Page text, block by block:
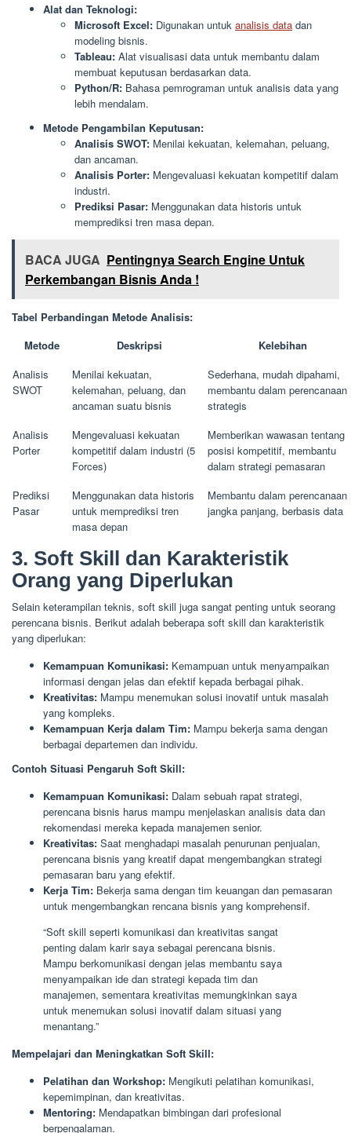
Alat dan Teknologi:
Microsoft Excel: Digunakan untuk analisis data dan
modeling bisnis.
Tableau: Alat visualisasi data untuk membantu dalam
membuat keputusan berdasarkan data.
Python/R: Bahasa pemrograman untuk analisis data yang
lebih mendalam.
Metode Pengambilan Keputusan:
Analisis SWOT: Menilai kekuatan, kelemahan, peluang,
dan ancaman.
Analisis Porter: Mengevaluasi kekuatan kompetitif dalam
industri.
Prediksi Pasar: Menggunakan data historis untuk
memprediksi tren masa depan.
BACA JUGA Pentingnya Search Engine Untuk
Perkembangan Bisnis Anda !
Tabel Perbandingan Metode Analisis:
Metode
Deskripsi
Kelebihan
Analisis
SWOT
Menilai kekuatan,
kelemahan, peluang, dan
ancaman suatu bisnis
Sederhana, mudah dipahami,
membantu dalam perencanaan
strategis
Analisis
Porter
Mengevaluasi kekuatan
kompetitif dalam industri (5
Forces)
Memberikan wawasan tentang
posisi kompetitif, membantu
dalam strategi pemasaran
Prediksi
Pasar
Menggunakan data historis
untuk memprediksi tren
masa depan
Membantu dalam perencanaan
jangka panjang, berbasis data
3. Soft Skill dan Karakteristik
Orang yang Diperlukan
Selain keterampilan teknis, soft skill juga sangat penting untuk seorang
perencana bisnis. Berikut adalah beberapa soft skill dan karakteristik
yang diperlukan:
Kemampuan Komunikasi: Kemampuan untuk menyampaikan
informasi dengan jelas dan efektif kepada berbagai pihak.
Kreativitas: Mampu menemukan solusi inovatif untuk masalah
yang kompleks.
Kemampuan Kerja dalam Tim: Mampu bekerja sama dengan
berbagai departemen dan individu.
Contoh Situasi Pengaruh Soft Skill:
Kemampuan Komunikasi: Dalam sebuah rapat strategi,
perencana bisnis harus mampu menjelaskan analisis data dan
rekomendasi mereka kepada manajemen senior.
Kreativitas: Saat menghadapi masalah penurunan penjualan,
perencana bisnis yang kreatif dapat mengembangkan strategi
pemasaran baru yang efektif.
Kerja Tim: Bekerja sama dengan tim keuangan dan pemasaran
untuk mengembangkan rencana bisnis yang komprehensif.
“Soft skill seperti komunikasi dan kreativitas sangat
penting dalam karir saya sebagai perencana bisnis.
Mampu berkomunikasi dengan jelas membantu saya
menyampaikan ide dan strategi kepada tim dan
manajemen, sementara kreativitas memungkinkan saya
untuk menemukan solusi inovatif dalam situasi yang
menantang.”
Mempelajari dan Meningkatkan Soft Skill:
Pelatihan dan Workshop: Mengikuti pelatihan komunikasi,
kepemimpinan, dan kreativitas.
Mentoring: Mendapatkan bimbingan dari profesional
berpengalaman.